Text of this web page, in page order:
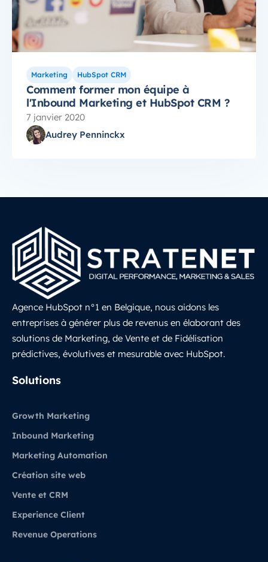
Marketing HubSpot CRM
Comment former mon équipe à
l'Inbound Marketing et HubSpot CRM ?
7 janvier 2020
Audrey Penninckx
Agence HubSpot n°1 en Belgique, nous aidons les
entreprises à générer plus de revenus en élaborant des
solutions de Marketing, de Vente et de Fidélisation
prédictives, évolutives et mesurable avec HubSpot.
Solutions
Growth Marketing
Inbound Marketing
Marketing Automation
Création site web
Vente et CRM
Experience Client
Revenue Operations